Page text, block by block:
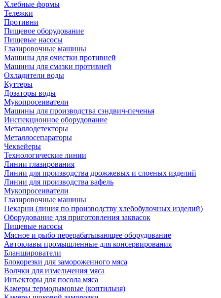
Хлебные формы
Тележки
Противни
Пищевое оборудование
Пищевые насосы
Глазировочные машины
Машины для очистки противней
Машины для смазки противней
Охладители воды
Куттеры
Дозаторы воды
Мукопросеиватели
Машины для производства сэндвич-печенья
Инспекционное оборудование
Металлодетекторы
Металлосепараторы
Чеквейеры
Технологические линии
Линии глазирования
Линии для производства дрожжевых и слоеных изделий
Линии для производства вафель
Мукопросеиватели
Глазировочные машины
Пекарни (линия по производству хлебобулочных изделий)
Оборудование для приготовления заквасок
Пищевые насосы
Мясное и рыбо перерабатывающее оборудование
Автоклавы промышленные для консервирования
Бланширователи
Блокорезки для замороженного мяса
Волчки для измельчения мяса
Инъекторы для посола мяса
Камеры термодымовые (коптильня)